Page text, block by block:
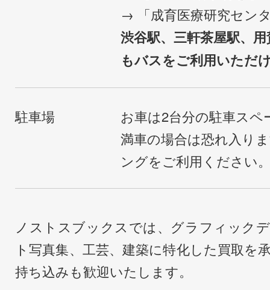
→ 「成育医療研究セン
渋谷駅、三軒茶屋駅、
もバスをご利用いただ
駐車場
お車は2台分の駐車ス
満車の場合は恐れ入り
ングをご利用ください
ノストスブックスでは、グラフィック
ト写真集、工芸、建築に特化した買取を
持ち込みも歓迎いたします。